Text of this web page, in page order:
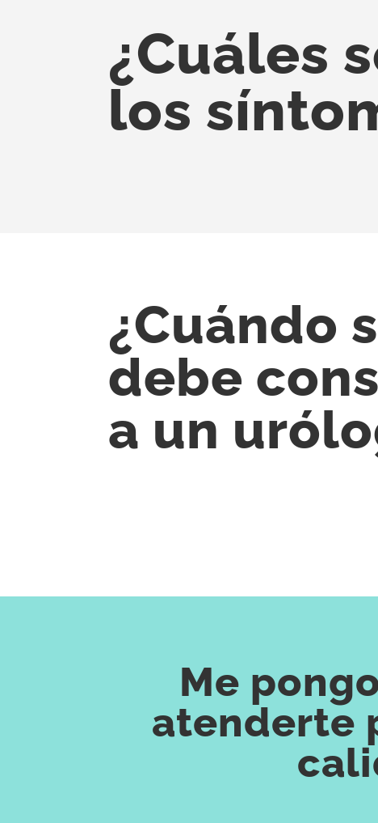
¿Cuáles
los
¿Cuándo
debe
a un
Me
atenderte